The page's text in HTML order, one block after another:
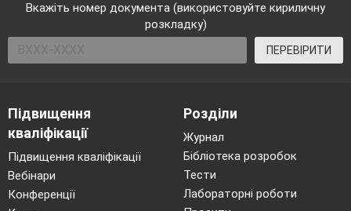
Вкажіть номер документа (використовуйте кириличну
розкладку)
ПЕРЕВІРИТИ
Підвищення
кваліфікації
Підвищення кваліфікації
Вебінари
Конференції
Розділи
Журнал
Бібліотека розробок
Тести
Лабораторні роботи